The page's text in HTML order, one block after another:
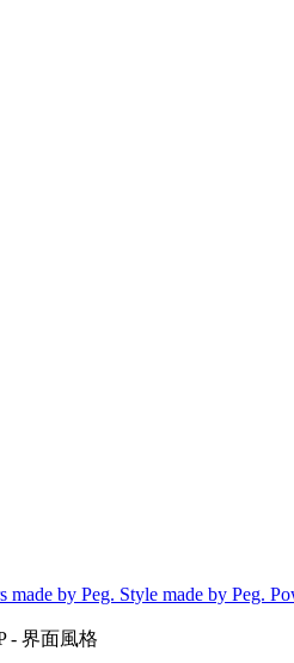
made by Peg. Style made by Peg.
- 界面風格